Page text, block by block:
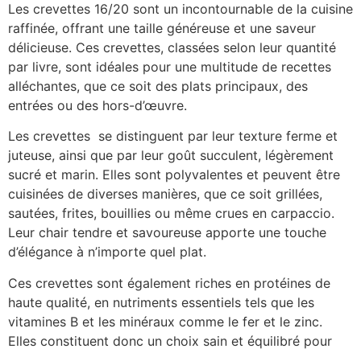
Les crevettes 16/20 sont un incontournable de la cuisine
raffinée, offrant une taille généreuse et une saveur
délicieuse. Ces crevettes, classées selon leur quantité
par livre, sont idéales pour une multitude de recettes
alléchantes, que ce soit des plats principaux, des
entrées ou des hors-d’œuvre.
Les crevettes se distinguent par leur texture ferme et
juteuse, ainsi que par leur goût succulent, légèrement
sucré et marin. Elles sont polyvalentes et peuvent être
cuisinées de diverses manières, que ce soit grillées,
sautées, frites, bouillies ou même crues en carpaccio.
Leur chair tendre et savoureuse apporte une touche
d’élégance à n’importe quel plat.
Ces crevettes sont également riches en protéines de
haute qualité, en nutriments essentiels tels que les
vitamines B et les minéraux comme le fer et le zinc.
Elles constituent donc un choix sain et équilibré pour